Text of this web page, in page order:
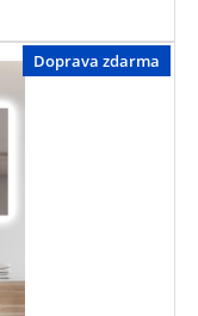
Doprava zdarma